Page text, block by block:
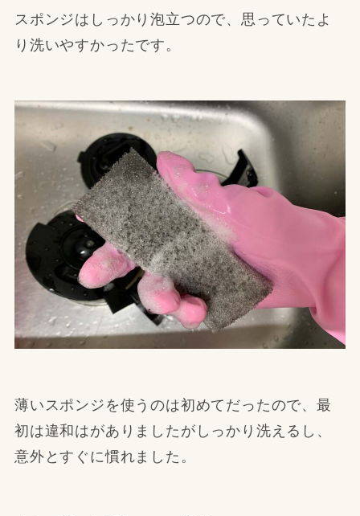
スポンジはしっかり泡立つので、思っていたよ
り洗いやすかったです。
薄いスポンジを使うのは初めてだったので、最
初は違和はがありましたがしっかり洗えるし、
意外とすぐに慣れました。